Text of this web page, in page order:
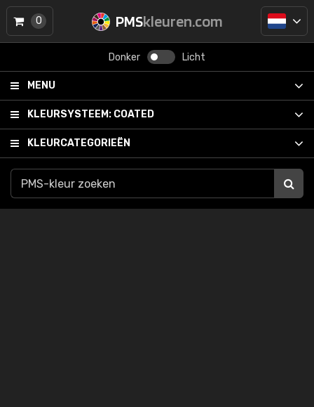
PMSkleuren.com
Donker Licht
MENU
KLEURSYSTEEM: COATED
KLEURCATEGORIEËN
0